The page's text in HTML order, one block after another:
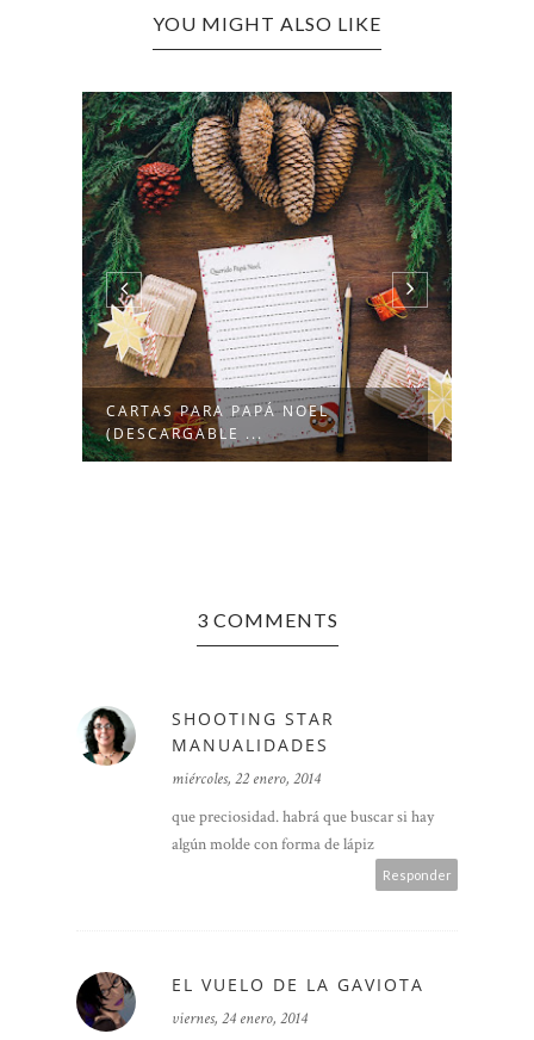
YOU MIGHT ALSO LIKE
CARTAS PARA PAPÁ NOEL
(DESCARGABLE ...
3 COMMENTS
SHOOTING STAR
MANUALIDADES
miércoles, 22 enero, 2014
que preciosidad. habrá que buscar si hay
algún molde con forma de lápiz
Responder
EL VUELO DE LA GAVIOTA
viernes, 24 enero, 2014